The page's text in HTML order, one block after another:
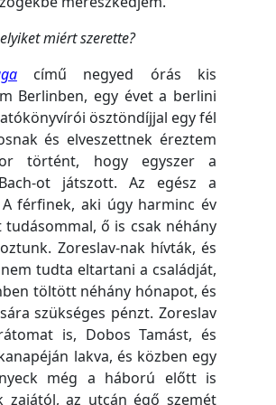
miért szerette?
című negyed órás kis
Berlinben, egy évet a berlini
ösztöndíjjal egy fél
és elveszettnek éreztem
történt, hogy egyszer a
ot játszott. Az egész a
férfinek, aki úgy harminc év
ő is csak néhány
Zoreslav-nak hívták, és
tudta eltartani a családját,
töltött néhány hónapot, és
szükséges pénzt. Zoreslav
is, Dobos Tamást, és
lakva, és közben egy
még a háború előtt is
zajától, az utcán égő szemét